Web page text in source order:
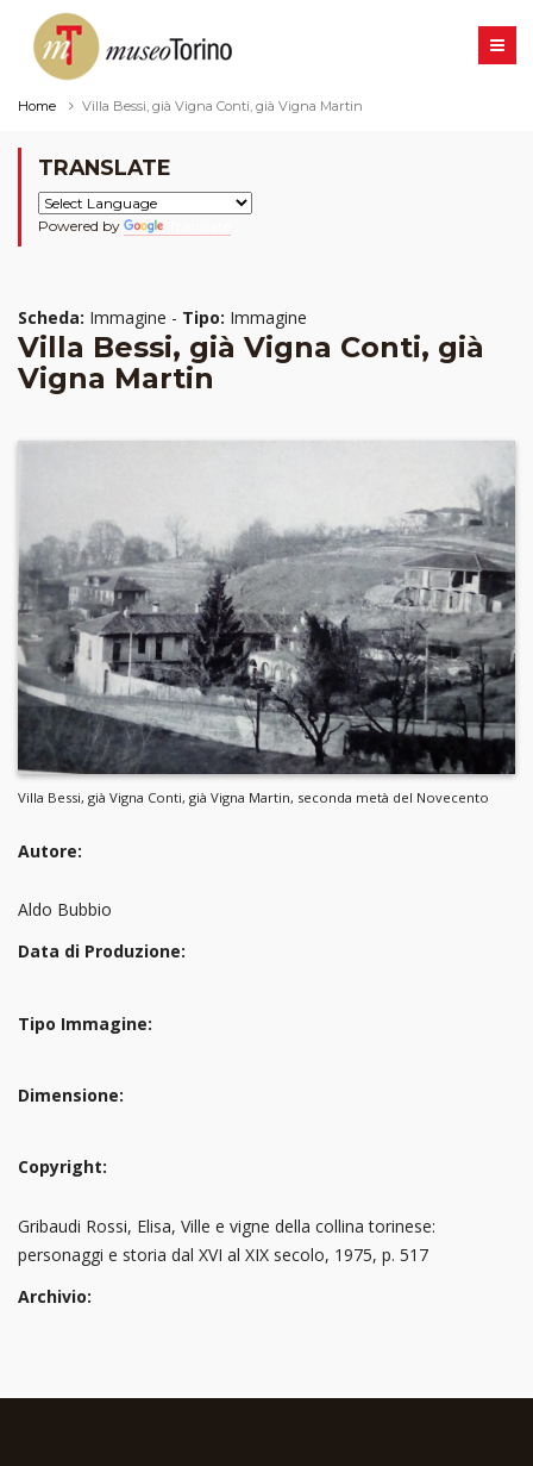
Home Villa Bessi, già Vigna Conti, già Vigna Martin
TRANSLATE
Powered by
Scheda: Immagine - Tipo: Immagine
Villa Bessi, già Vigna Conti, già
Vigna Martin
Villa Bessi, già Vigna Conti, già Vigna Martin, seconda metà del Novecento
Autore:
Aldo Bubbio
Data di Produzione:
Tipo Immagine:
Dimensione:
Copyright:
Gribaudi Rossi, Elisa, Ville e vigne della collina torinese:
personaggi e storia dal XVI al XIX secolo, 1975, p. 517
Archivio: